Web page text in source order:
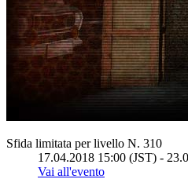
Sfida limitata per livello N. 310
17.04.2018 15:00 (JST) -
Vai all'evento